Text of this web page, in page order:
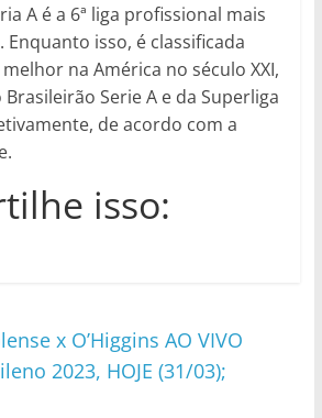
A é a 6ª liga profissional mais
isso, é classificada
na América no século XXI,
Serie A e da Superliga
de acordo com a
isso:
x O’Higgins AO VIVO
2023, HOJE (31/03);